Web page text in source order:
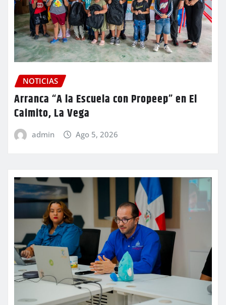
NOTICIAS
Arranca “A la Escuela con Propeep” en El
Caimito, La Vega
admin Ago 5, 2026